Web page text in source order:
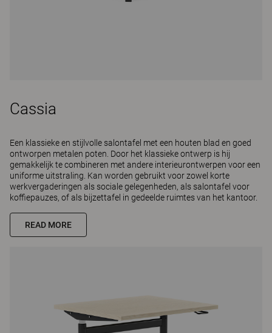
Cassia
Een klassieke en stijlvolle salontafel met een houten blad en goed
ontworpen metalen poten. Door het klassieke ontwerp is hij
gemakkelijk te combineren met andere interieurontwerpen voor een
uniforme uitstraling. Kan worden gebruikt voor zowel korte
werkvergaderingen als sociale gelegenheden, als salontafel voor
koffiepauzes, of als bijzettafel in gedeelde ruimtes van het kantoor.
READ MORE